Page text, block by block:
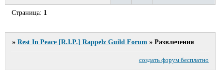
Страница: 1
»Rest In Peace [R.I.P.] Rappelz Guild Forum »Развлечения
создать форум бесплатно